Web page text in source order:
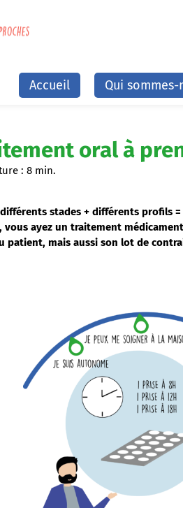
Accueil Qui sommes-
oral à
: 8 min.
stades + différents profils
vous ayez un traitement
patient, mais aussi son lot de